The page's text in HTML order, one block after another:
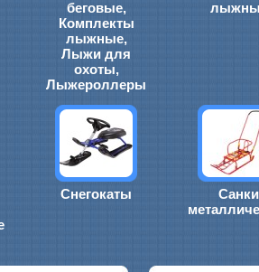
беговые,
Комплекты
лыжные,
Лыжи для
охоты,
Лыжероллеры
Снегокаты
Санки